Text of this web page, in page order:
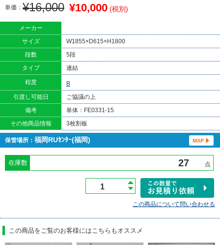
単価： ¥16,000 ¥10,000 (税別)
メーカー
サイズ
W1855×D615×H1800
段数
5段
タイプ
連結
程度
B
引渡し可能日
ご協議の上
備考
単体： FE0331-15
その他商品情報
3枚割板
保管場所： 福岡RUｾﾝﾀｰ(福岡)
在庫数 点
この商品について問い合わせる
この商品をご覧のお客様にはこちらもオススメ